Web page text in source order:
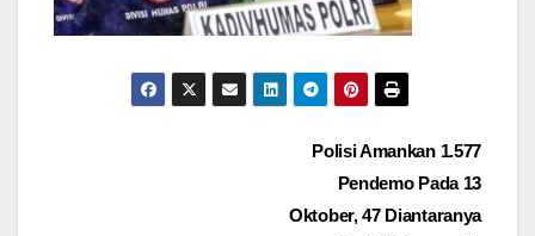
Polisi Amankan 1.577
Pendemo Pada 13
Oktober, 47 Diantaranya